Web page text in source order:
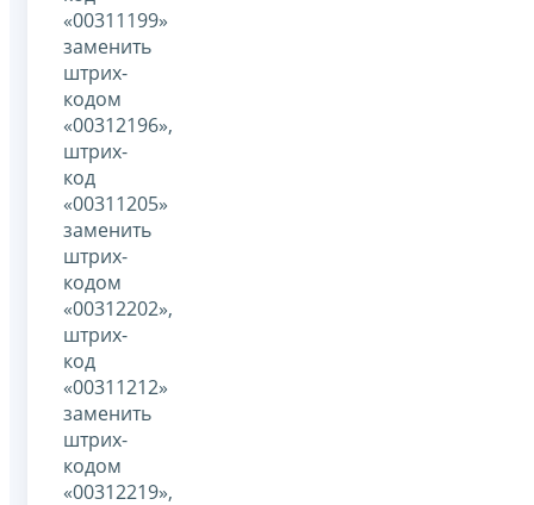
«00311199»
заменить
штрих-
кодом
«00312196»,
штрих-
код
«00311205»
заменить
штрих-
кодом
«00312202»,
штрих-
код
«00311212»
заменить
штрих-
кодом
«00312219»,